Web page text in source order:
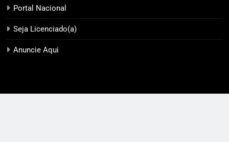
Portal Nacional
Seja Licenciado(a)
Anuncie Aqui